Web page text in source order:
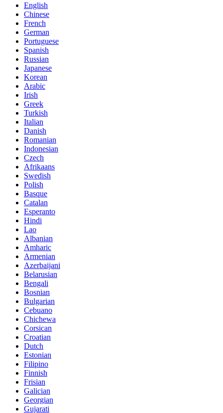
English
Chinese
French
German
Portuguese
Spanish
Russian
Japanese
Korean
Arabic
Irish
Greek
Turkish
Italian
Danish
Romanian
Indonesian
Czech
Afrikaans
Swedish
Polish
Basque
Catalan
Esperanto
Hindi
Lao
Albanian
Amharic
Armenian
Azerbaijani
Belarusian
Bengali
Bosnian
Bulgarian
Cebuano
Chichewa
Corsican
Croatian
Dutch
Estonian
Filipino
Finnish
Frisian
Galician
Georgian
Gujarati